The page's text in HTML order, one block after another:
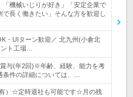
「機械いじりが好き」「安定企業で
長く働きたい」そんな方を歓迎し
・UIターン歓迎／ 北九州(小倉北
ト工場…
与(年2回)※年齢、経験、能力を考
件の詳細については、…
）☆定時退社も可能です☆月の残